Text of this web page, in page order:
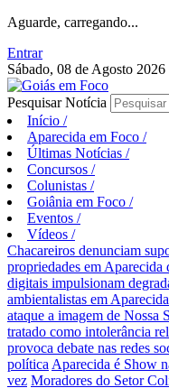
Aguarde, carregando...
Entrar
Sábado, 08 de Agosto 2026
Pesquisar Notícia
Início /
Aparecida em Foco /
Últimas Notícias /
Concursos /
Colunistas /
Goiânia em Foco /
Eventos /
Vídeos /
Chacareiros denunciam
propriedades em Aparecida
digitais impulsionam
ambientalistas em
ataque a imagem de Nossa
tratado como intolerância
provoca debate nas redes
política Aparecida é Show
vez Moradores do Setor